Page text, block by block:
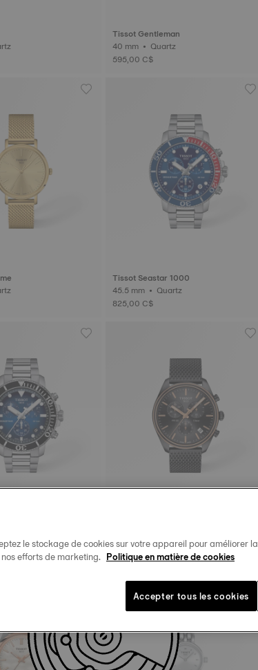
Tissot Gentleman
40 mm • Quartz
595,00 C$
Tissot Seastar 1000
45.5 mm • Quartz
825,00 C$
650,00 C$
le stockage de cookies sur votre appareil pour améliorer
efforts de marketing. Politique en matière de cookies
Accepter tous les cookies